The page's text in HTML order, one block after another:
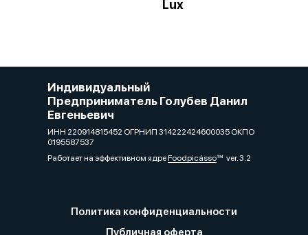
Lux
Индивидуальный
Предприниматель Голубев Данил
Евгеньевич
ИНН 220914815452 ОГРНИП 314222424600035 ОКПО
0195587537
Работает на эффективном ядреFoodpicássover. 3.2
Политика конфиденциальности
Публичная оферта